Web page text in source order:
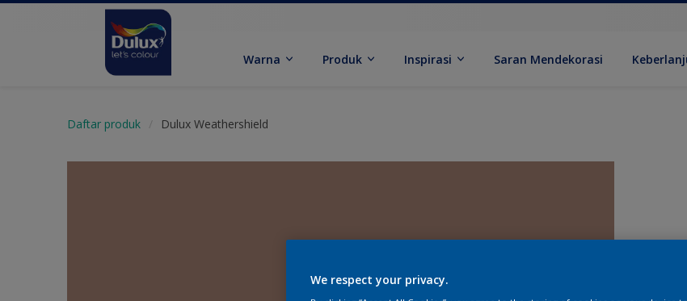
Warna Produk Inspirasi Saran Mendekorasi
Daftar produk Dulux Weathershield
We respect your privacy.